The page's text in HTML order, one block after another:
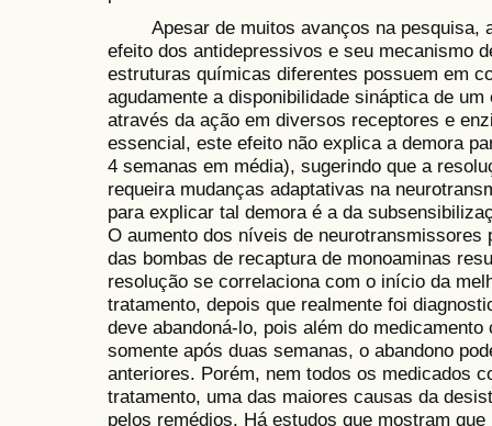
Apesar de muitos avanços na pesquisa,
efeito dos antidepressivos e seu mecanismo
estruturas químicas diferentes possuem em
agudamente a disponibilidade sináptica de
através da ação em diversos receptores e
essencial, este efeito não explica a demora
4 semanas em média), sugerindo que a
requeira mudanças adaptativas na
para explicar tal demora é a da
O aumento dos níveis de neurotransmissores
das bombas de recaptura de monoaminas
resolução se correlaciona com o início da
tratamento, depois que realmente foi
deve abandoná-lo, pois além do
somente após duas semanas, o abandono
anteriores. Porém, nem todos os medicados
tratamento, uma das maiores causas da
pelos remédios. Há estudos que mostram